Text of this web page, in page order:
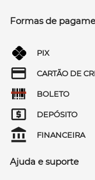
Formas de
PIX
CARTÃO DE
BOLETO
DEPÓSITO
FINANCEIRA
Ajuda e suporte